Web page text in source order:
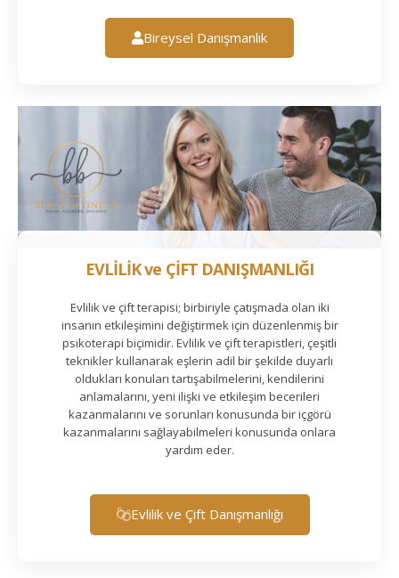
Bireysel Danışmanlık
EVLİLİK ve ÇİFT DANIŞMANLIĞI
Evlilik ve çift terapisi; birbiriyle çatışmada olan iki
insanın etkileşimini değiştirmek için düzenlenmiş bir
psikoterapi biçimidir. Evlilik ve çift terapistleri, çeşitli
teknikler kullanarak eşlerin adil bir şekilde duyarlı
oldukları konuları tartışabilmelerini, kendilerini
anlamalarını, yeni ilişki ve etkileşim becerileri
kazanmalarını ve sorunları konusunda bir içgörü
kazanmalarını sağlayabilmeleri konusunda onlara
yardım eder.
Evlilik ve Çift Danışmanlığı